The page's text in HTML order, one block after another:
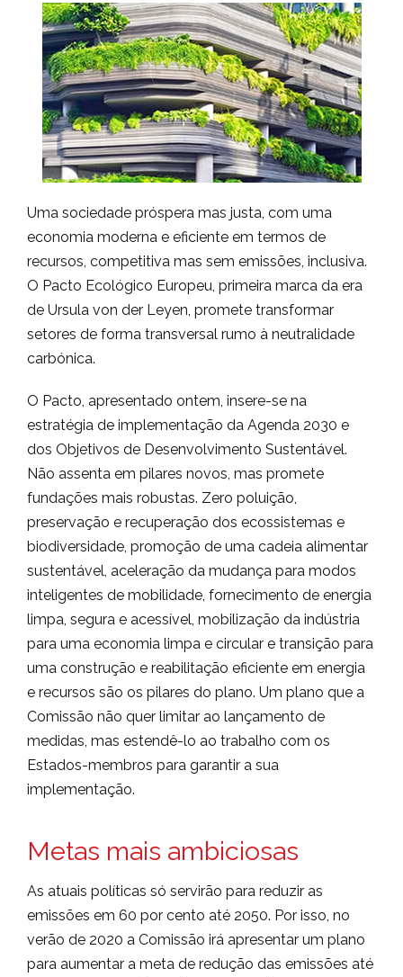
Uma sociedade próspera mas justa, com uma
economia moderna e eficiente em termos de
recursos, competitiva mas sem emissões, inclusiva.
O Pacto Ecológico Europeu, primeira marca da era
de Ursula von der Leyen, promete transformar
setores de forma transversal rumo à neutralidade
carbónica.
O Pacto, apresentado ontem, insere-se na
estratégia de implementação da Agenda 2030 e
dos Objetivos de Desenvolvimento Sustentável.
Não assenta em pilares novos, mas promete
fundações mais robustas. Zero poluição,
preservação e recuperação dos ecossistemas e
biodiversidade, promoção de uma cadeia alimentar
sustentável, aceleração da mudança para modos
inteligentes de mobilidade, fornecimento de energia
limpa, segura e acessível, mobilização da indústria
para uma economia limpa e circular e transição para
uma construção e reabilitação eficiente em energia
e recursos são os pilares do plano. Um plano que a
Comissão não quer limitar ao lançamento de
medidas, mas estendê-lo ao trabalho com os
Estados-membros para garantir a sua
implementação.
Metas mais ambiciosas
As atuais políticas só servirão para reduzir as
emissões em 60 por cento até 2050. Por isso, no
verão de 2020 a Comissão irá apresentar um plano
para aumentar a meta de redução das emissões até